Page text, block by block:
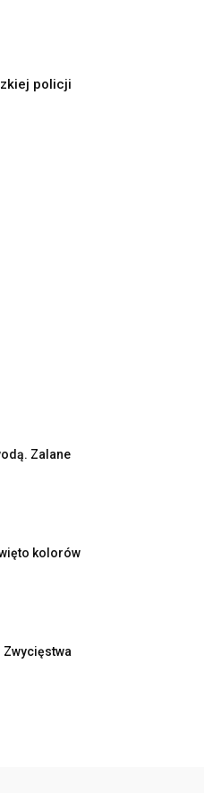
policji
Zalane
kolorów
Zwycięstwa